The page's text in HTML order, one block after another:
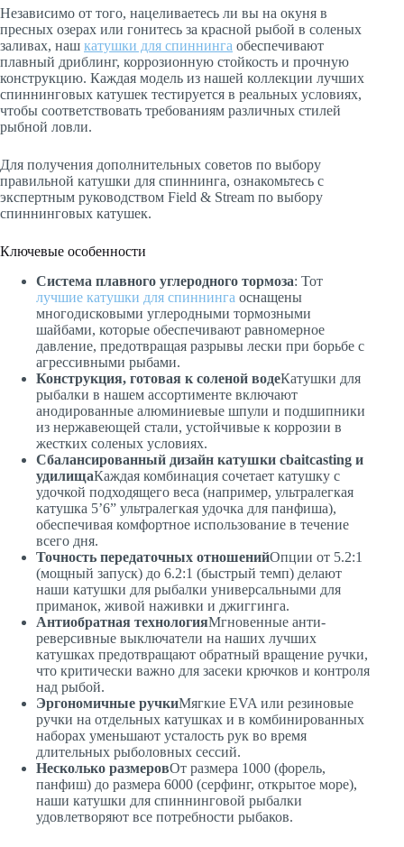
Независимо от того, нацеливаетесь ли вы на окуня в
пресных озерах или гонитесь за красной рыбой в соленых
заливах, наш катушки для спиннинга обеспечивают
плавный дриблинг, коррозионную стойкость и прочную
конструкцию. Каждая модель из нашей коллекции лучших
спиннинговых катушек тестируется в реальных условиях,
чтобы соответствовать требованиям различных стилей
рыбной ловли.
Для получения дополнительных советов по выбору
правильной катушки для спиннинга, ознакомьтесь с
экспертным руководством Field & Stream по выбору
спиннинговых катушек.
Ключевые особенности
Система плавного углеродного тормоза: Тот
лучшие катушки для спиннинга оснащены
многодисковыми углеродными тормозными
шайбами, которые обеспечивают равномерное
давление, предотвращая разрывы лески при борьбе с
агрессивными рыбами.
Конструкция, готовая к соленой водеКатушки для
рыбалки в нашем ассортименте включают
анодированные алюминиевые шпули и подшипники
из нержавеющей стали, устойчивые к коррозии в
жестких соленых условиях.
Сбалансированный дизайн катушки сbaitcasting и
удилищаКаждая комбинация сочетает катушку с
удочкой подходящего веса (например, ультралегкая
катушка 5’6” ультралегкая удочка для панфиша),
обеспечивая комфортное использование в течение
всего дня.
Точность передаточных отношенийОпции от 5.2:1
(мощный запуск) до 6.2:1 (быстрый темп) делают
наши катушки для рыбалки универсальными для
приманок, живой наживки и джиггинга.
Антиобратная технологияМгновенные анти-
реверсивные выключатели на наших лучших
катушках предотвращают обратный вращение ручки,
что критически важно для засеки крючков и контроля
над рыбой.
Эргономичные ручкиМягкие EVA или резиновые
ручки на отдельных катушках и в комбинированных
наборах уменьшают усталость рук во время
длительных рыболовных сессий.
Несколько размеровОт размера 1000 (форель,
панфиш) до размера 6000 (серфинг, открытое море),
наши катушки для спиннинговой рыбалки
удовлетворяют все потребности рыбаков.